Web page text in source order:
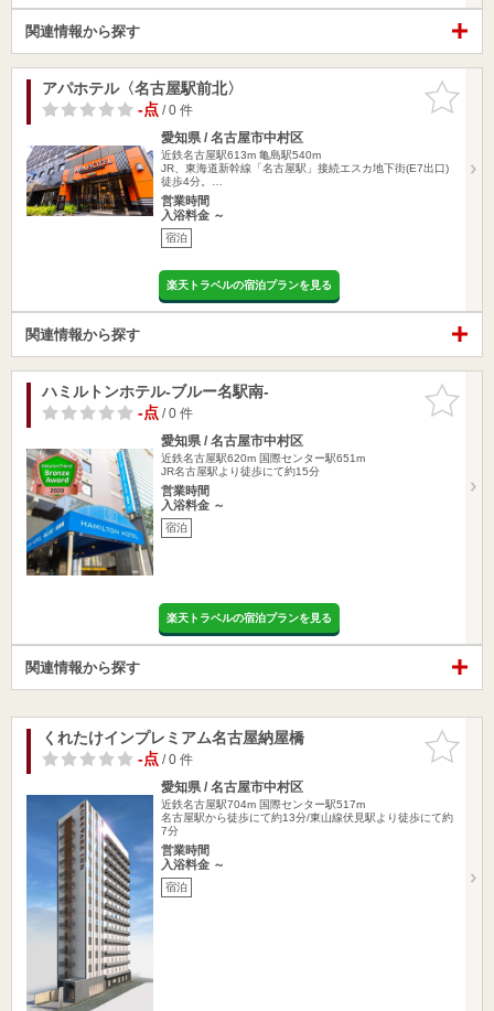
関連情報から探す
お気に入
りに追加
アパホテル〈名古屋駅前北〉
-点/ 0 件
愛知県 / 名古屋市中村区
近鉄名古屋駅613m 亀島駅540m
JR、東海道新幹線「名古屋駅」接続エスカ地下街(E7出口)
徒歩4分。…
営業時間
入浴料金 ～
宿泊
楽天トラベルの宿泊プランを見る
関連情報から探す
お気に入
りに追加
ハミルトンホテル-ブルー名駅南-
-点/ 0 件
愛知県 / 名古屋市中村区
近鉄名古屋駅620m 国際センター駅651m
JR名古屋駅より徒歩にて約15分
営業時間
入浴料金 ～
宿泊
楽天トラベルの宿泊プランを見る
関連情報から探す
お気に入
りに追加
くれたけインプレミアム名古屋納屋橋
-点/ 0 件
愛知県 / 名古屋市中村区
近鉄名古屋駅704m 国際センター駅517m
名古屋駅から徒歩にて約13分/東山線伏見駅より徒歩にて約
7分
営業時間
入浴料金 ～
宿泊